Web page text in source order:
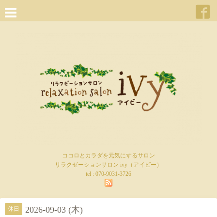
ココロとカラダを元気にするサロン
リラクゼーションサロン ivy（アイビー）
tel : 070-9031-3726
休日 2026-09-03 (木)